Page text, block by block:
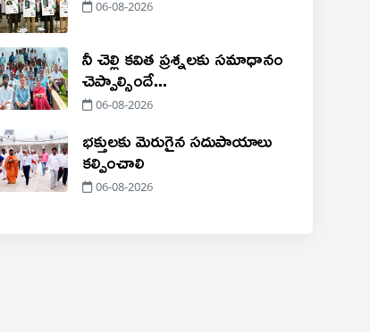
06-08-2026
నీ చెల్లి కవిత ప్రశ్నలకు సమాధానం
చెప్పాల్సిందే...
06-08-2026
భక్తులకు మెరుగైన సదుపాయాలు
కల్పించాలి
06-08-2026